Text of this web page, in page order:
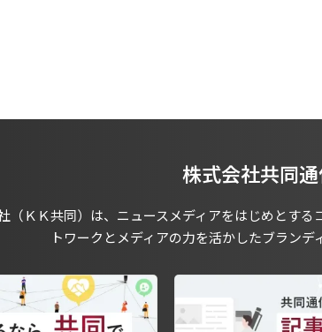
株式会社共同
（ＫＫ共同）は、ニュースメディアをはじめとす
トワークとメディアの力を活かしたブランデ